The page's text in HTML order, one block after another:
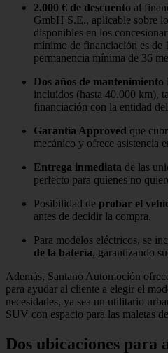
2.000 € de descuento al
GmbH S.E., aplicable sobre
disponibles en los
mínimo de financiación es de
permanencia mínima de 36
Dos años de
incluidos (hasta 40.000 km),
financiación con la entidad
Garantía Approved que
mecánico y ofrece asistencia
Entrega inmediata de las
perfecto para quienes no
Posibilidad de probar el
antes de decidir la compra.
Para modelos eléctricos, se
de la batería, garantizando
Además, Santano Automoción
para ayudar al cliente a elegir el
necesidades, ya sea un utilitario
SUV con espacio para las maletas
Dos ubicaciones para